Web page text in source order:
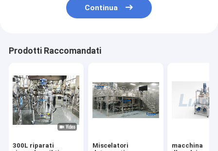
Continua
Prodotti Raccomandati
300L riparati
Miscelatori
macchina